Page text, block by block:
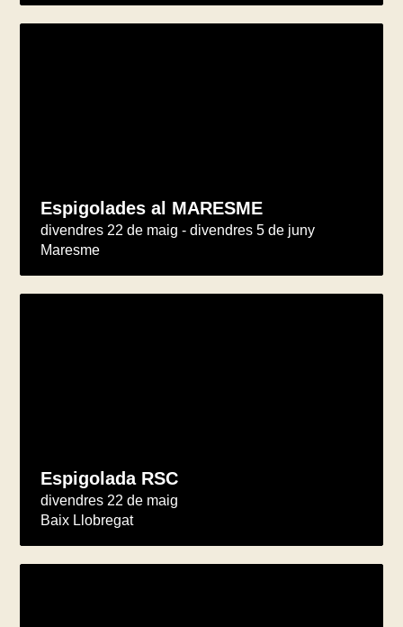
Espigolades al MARESME
divendres 22 de maig - divendres 5 de juny
Maresme
Espigolada RSC
divendres 22 de maig
Baix Llobregat